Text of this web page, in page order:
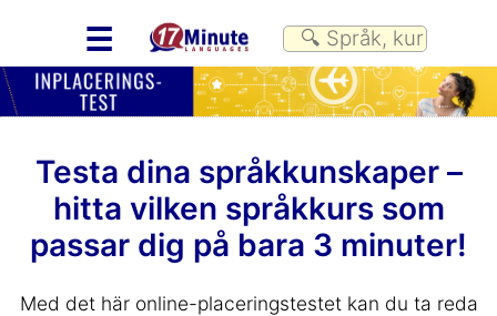
☰
Testa dina språkkunskaper –
hitta vilken språkkurs som
passar dig på bara 3 minuter!
Med det här online-placeringstestet kan du ta reda